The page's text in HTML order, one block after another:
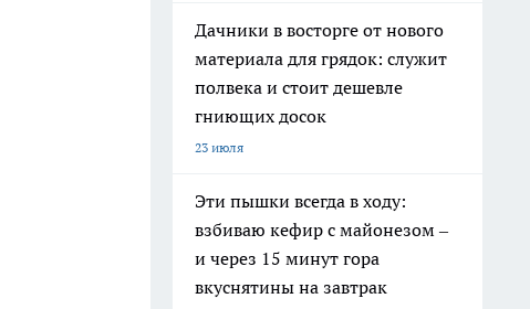
Дачники в восторге от нового
материала для грядок: служит
полвека и стоит дешевле
гниющих досок
23 июля
Эти пышки всегда в ходу:
взбиваю кефир с майонезом –
и через 15 минут гора
вкуснятины на завтрак